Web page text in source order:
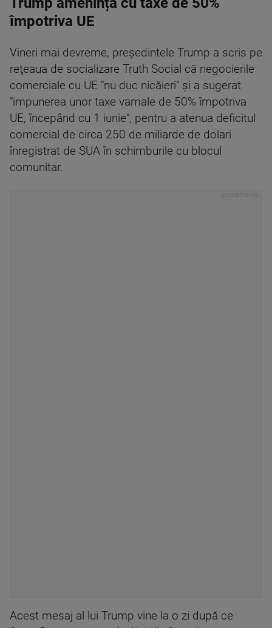
împotriva UE
Vineri mai devreme, preşedintele Trump a scris pe
reţeaua de socializare Truth Social că negocierile
comerciale cu UE "nu duc nicăieri" şi a sugerat
"impunerea unor taxe vamale de 50% împotriva
UE, începând cu 1 iunie", pentru a atenua deficitul
comercial de circa 250 de miliarde de dolari
înregistrat de SUA în schimburile cu blocul
comunitar.
Acest mesaj al lui Trump vine la o zi după ce